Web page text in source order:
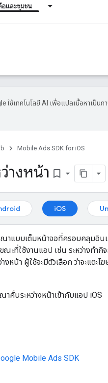
อและชุมชน
ใช้เทคโนโลยี AI เพื่อแปลเนื้อหาเป็น
Mobile Ads SDK for iOS
างหน้า bookmark_border
iOS
าแบบเต็มหน้าจอที่ครอบคลุมอิน
ะที่ใช้งานแอป เช่น ระหว่างทำกิ
หน้า ผู้ใช้จะมีตัวเลือก ว่าจะแต
คั่นระหว่างหน้าเข้ากับแอป iOS
Mobile Ads SDK